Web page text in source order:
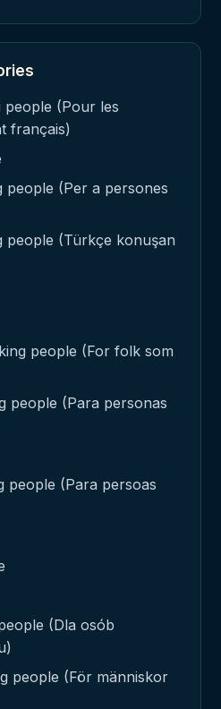
people (Pour les
français)
people (Per a persones
people (Türkçe konuşan
people (For folk som
people (Para personas
people (Para persoas
(Dla osób
people (För människor